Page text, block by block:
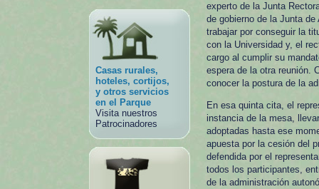
Casas rurales,
hoteles, cortijos,
y otros servicios
en el Parque
Visita nuestros
Patrocinadores
experto de la Junta
de gobierno de la Junta
trabajar por conseguir la
con la Universidad y, el
cargo al cumplir su
espera de la otra reunión.
conocer la postura de la
En esa quinta cita, el
instancia de la mesa,
adoptadas hasta ese
apuesta por la cesión del
defendida por el
todos los participantes,
de la administración